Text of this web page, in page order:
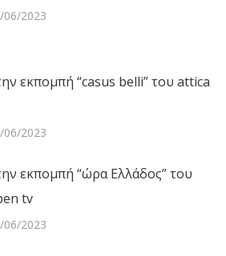
06/2023
εκπομπή “casus belli” του attica
06/2023
εκπομπή “ώρα Ελλάδος” του
tv
06/2023